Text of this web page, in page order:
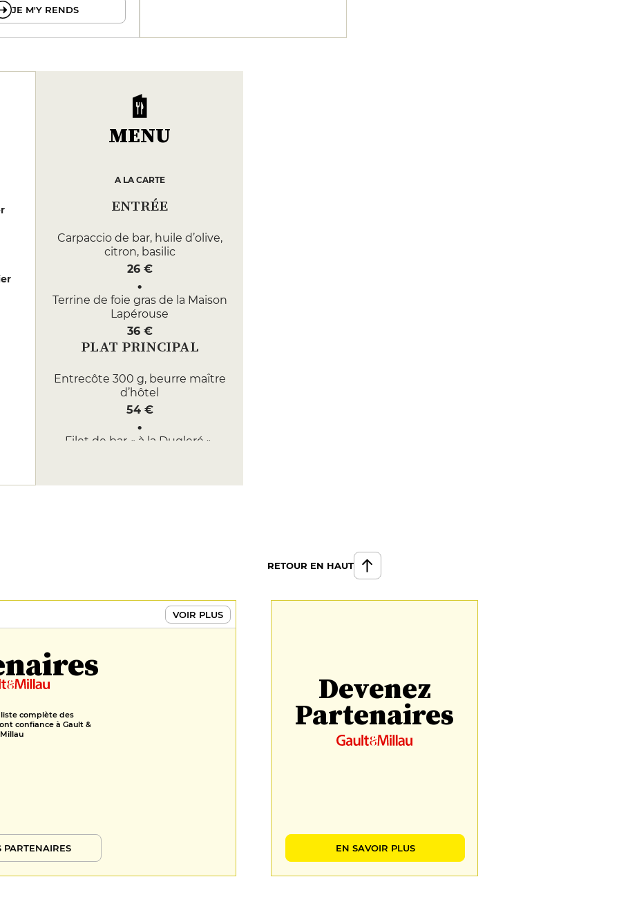
JE M'Y RENDS
MENU
A LA CARTE
ENTRÉE
Carpaccio de bar, huile d’olive,
citron, basilic
26 €
Terrine de foie gras de la Maison
Lapérouse
36 €
PLAT PRINCIPAL
Entrecôte 300 g, beurre maître
d’hôtel
54 €
Filet de bar « à la Dugleré »,
DESSERT
18 €
FORMULES
RETOUR EN HAUT
VOIR PLUS
liste complète des
confiance à Gault &
Millau
PARTENAIRES
Devenez
Partenaires
EN SAVOIR PLUS